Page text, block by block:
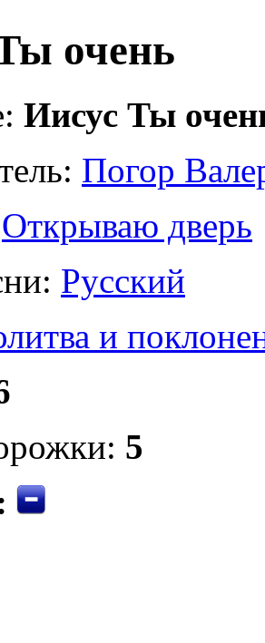
очень
Иисус Ты
Погор
Открываю дверь
Русский
и
5